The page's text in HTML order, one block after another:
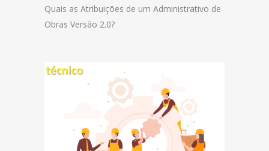
Quais as Atribuições de um Administrativo de
Obras Versão 2.0?